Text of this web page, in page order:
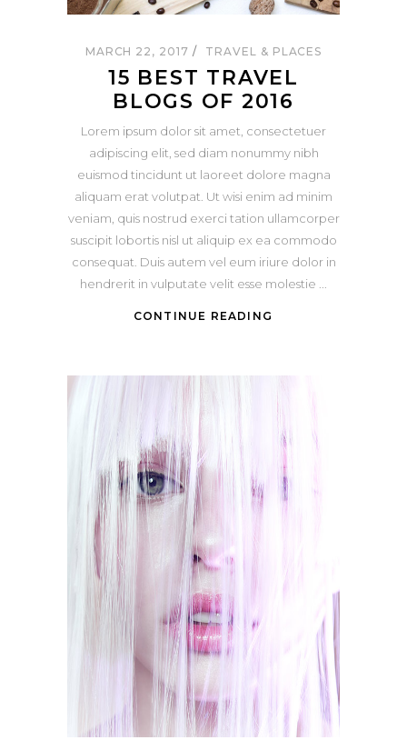
MARCH 22, 2017 TRAVEL & PLACES
15 BEST TRAVEL
BLOGS OF 2016
Lorem ipsum dolor sit amet, consectetuer
adipiscing elit, sed diam nonummy nibh
euismod tincidunt ut laoreet dolore magna
aliquam erat volutpat. Ut wisi enim ad minim
veniam, quis nostrud exerci tation ullamcorper
suscipit lobortis nisl ut aliquip ex ea commodo
consequat. Duis autem vel eum iriure dolor in
hendrerit in vulputate velit esse molestie
CONTINUE READING